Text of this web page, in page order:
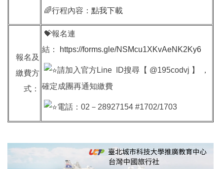
🌈行程內容： 點我下載
報名及
繳費方
式：
💝報名連
結：
https://forms.gle/NSMcu1XKvAeNK2Ky6
請加入官方Line ID搜尋【 @195codvj 】 ，
確定成團再通知繳費
電話：02－28927154 #1702/1703